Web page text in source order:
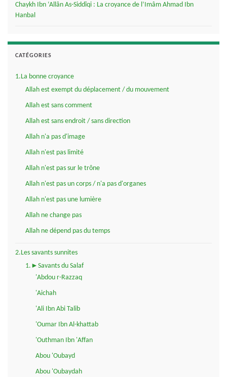
Chaykh Ibn ‘Allân As-Siddîqi : La croyance de l’Imâm Ahmad Ibn
Hanbal
CATÉGORIES
1.La bonne croyance
Allah est exempt du déplacement / du mouvement
Allah est sans comment
Allah est sans endroit / sans direction
Allah n'a pas d'image
Allah n'est pas limité
Allah n'est pas sur le trône
Allah n'est pas un corps / n'a pas d'organes
Allah n'est pas une lumière
Allah ne change pas
Allah ne dépend pas du temps
2.Les savants sunnites
1.►Savants du Salaf
'Abdou r-Razzaq
'Aichah
'Ali Ibn Abi Talib
'Oumar Ibn Al-khattab
'Outhman Ibn 'Affan
Abou 'Oubayd
Abou 'Oubaydah